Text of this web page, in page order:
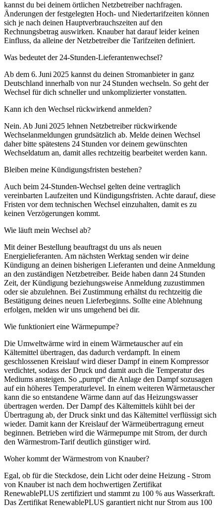
kannst du bei deinem örtlichen Netzbetreiber nachfragen.
Änderungen der festgelegten Hoch- und Niedertarifzeiten können
sich je nach deinen Hauptverbrauchszeiten auf den
Rechnungsbetrag auswirken. Knauber hat darauf leider keinen
Einfluss, da alleine der Netzbetreiber die Tarifzeiten definiert.
Was bedeutet der 24‑Stunden‑Lieferantenwechsel?
Ab dem 6. Juni 2025 kannst du deinen Stromanbieter in ganz
Deutschland innerhalb von nur 24 Stunden wechseln. So geht der
Wechsel für dich schneller und unkomplizierter vonstatten.
Kann ich den Wechsel rückwirkend anmelden?
Nein. Ab Juni 2025 lehnen Netzbetreiber rückwirkende
Wechselanmeldungen grundsätzlich ab. Melde deinen Wechsel
daher bitte spätestens 24 Stunden vor deinem gewünschten
Wechseldatum an, damit alles rechtzeitig bearbeitet werden kann.
Bleiben meine Kündigungsfristen bestehen?
Auch beim 24‑Stunden‑Wechsel gelten deine vertraglich
vereinbarten Laufzeiten und Kündigungsfristen. Achte darauf, diese
Fristen vor dem technischen Wechsel einzuhalten, damit es zu
keinen Verzögerungen kommt.
Wie läuft mein Wechsel ab?
Mit deiner Bestellung beauftragst du uns als neuen
Energielieferanten. Am nächsten Werktag senden wir deine
Kündigung an deinen bisherigen Lieferanten und deine Anmeldung
an den zuständigen Netzbetreiber. Beide haben dann 24 Stunden
Zeit, der Kündigung beziehungsweise Anmeldung zuzustimmen
oder sie abzulehnen. Bei Zustimmung erhältst du rechtzeitig die
Bestätigung deines neuen Lieferbeginns. Sollte eine Ablehnung
erfolgen, melden wir uns umgehend bei dir.
Wie funktioniert eine Wärmepumpe?
Die Umweltwärme wird in einem Wärmetauscher auf ein
Kältemittel übertragen, das dadurch verdampft. In einem
geschlossenen Kreislauf wird dieser Dampf in einem Kompressor
verdichtet, sodass der Druck und damit auch die Temperatur des
Mediums ansteigen. So „pumpt“ die Anlage den Dampf sozusagen
auf ein höheres Temperaturlevel. In einem weiteren Wärmetauscher
kann die so entstandene Wärme dann auf das Heizungswasser
übertragen werden. Der Dampf des Kältemittels kühlt bei der
Übertragung ab, der Druck sinkt und das Kältemittel verflüssigt sich
wieder. Damit kann der Kreislauf der Wärmeübertragung erneut
beginnen. Betrieben wird die Wärmepumpe mit Strom, der durch
den Wärmestrom-Tarif deutlich günstiger wird.
Woher kommt der Wärmestrom von Knauber?
Egal, ob für die Steckdose, dein Licht oder deine Heizung - Strom
von Knauber ist nach dem hochwertigen Zertifikat
RenewablePLUS zertifiziert und stammt zu 100 % aus Wasserkraft.
Das Zertifikat RenewablePLUS garantiert nicht nur Strom aus 100